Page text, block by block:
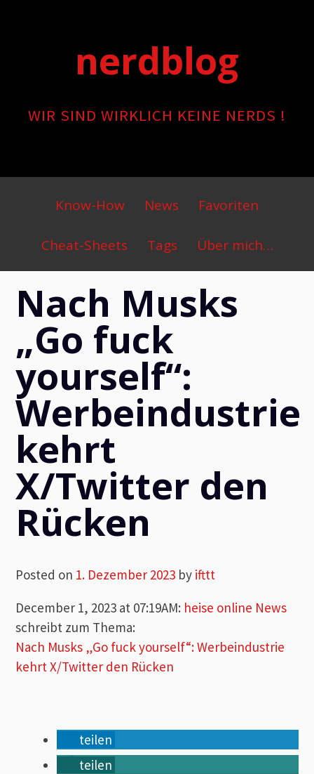
nerdblog
WIR SIND WIRKLICH KEINE NERDS !
Primary
Menu
Know-How News Favoriten
Cheat-Sheets Tags Über mich…
Nach Musks
„Go fuck
yourself“:
Werbeindustrie
kehrt
X/Twitter den
Rücken
Posted on 1. Dezember 2023 by ifttt
December 1, 2023 at 07:19AM: heise online News
schreibt zum Thema:
Nach Musks „Go fuck yourself“: Werbeindustrie
kehrt X/Twitter den Rücken
teilen
teilen